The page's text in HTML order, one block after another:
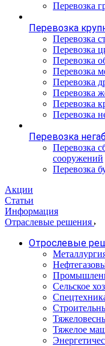
Перевозка
Перевозка
Перевозка
Перевозка
Перевозка
Перевозка
Перевозка
Перевозка
Перевозка
Перевозка
Перевозка
Перевозка
сооружений
Перевозка
Акции
Статьи
Информация
Отраслевые решения
Отрослевые
Сельское
Тяжелое